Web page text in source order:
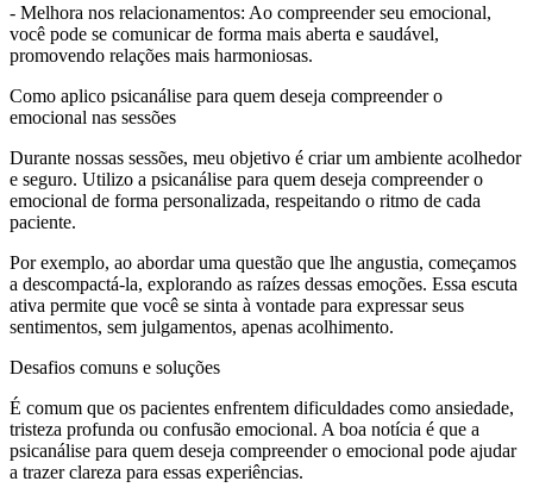
- Melhora nos relacionamentos: Ao compreender seu emocional,
você pode se comunicar de forma mais aberta e saudável,
promovendo relações mais harmoniosas.
Como aplico psicanálise para quem deseja compreender o
emocional nas sessões
Durante nossas sessões, meu objetivo é criar um ambiente acolhedor
e seguro. Utilizo a psicanálise para quem deseja compreender o
emocional de forma personalizada, respeitando o ritmo de cada
paciente.
Por exemplo, ao abordar uma questão que lhe angustia, começamos
a descompactá-la, explorando as raízes dessas emoções. Essa escuta
ativa permite que você se sinta à vontade para expressar seus
sentimentos, sem julgamentos, apenas acolhimento.
Desafios comuns e soluções
É comum que os pacientes enfrentem dificuldades como ansiedade,
tristeza profunda ou confusão emocional. A boa notícia é que a
psicanálise para quem deseja compreender o emocional pode ajudar
a trazer clareza para essas experiências.